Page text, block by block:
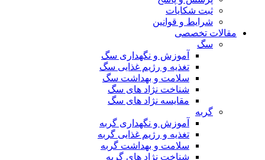
ثبت شکایات
شرایط و قوانین
مقالات تخصصی
سگ
آموزش و نگهداری سگ
تغذیه و رژیم غذایی سگ
سلامت و بهداشت سگ
شناخت نژاد های سگ
مقایسه نژاد های سگ
گربه
آموزش و نگهداری گربه
تغذیه و رژیم غذایی گربه
سلامت و بهداشت گربه
شناخت نژاد های گربه